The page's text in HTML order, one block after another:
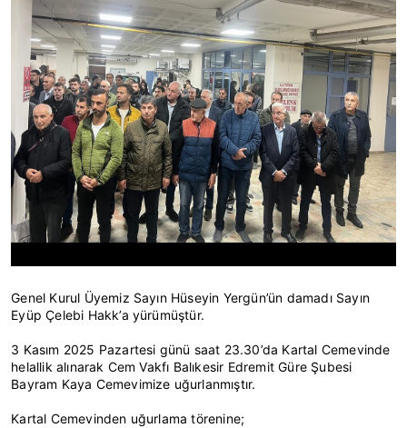
Genel Kurul Üyemiz Sayın Hüseyin Yergün’ün damadı Sayın
Eyüp Çelebi Hakk’a yürümüştür.
3 Kasım 2025 Pazartesi günü saat 23.30’da Kartal Cemevinde
helallik alınarak Cem Vakfı Balıkesir Edremit Güre Şubesi
Bayram Kaya Cemevimize uğurlanmıştır.
Kartal Cemevinden uğurlama törenine;